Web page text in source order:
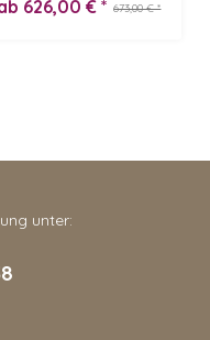
673,00 € *
626,00 € *
unter: